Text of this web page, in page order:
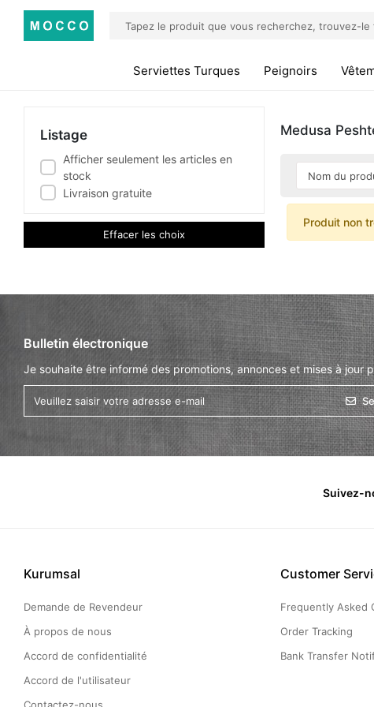
Serviettes Turques Peignoirs
Listage
Afficher seulement les articles en
stock
Livraison gratuite
Effacer les choix
Medusa
Produit non
Bulletin électronique
Je souhaite être informé des promotions, annonces et mises à jour
Suivez-
Kurumsal
Demande de Revendeur
À propos de nous
Accord de confidentialité
Accord de l'utilisateur
Customer
Frequently Asked
Order Tracking
Bank Transfer